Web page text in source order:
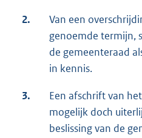
2.
Van een
genoemde termijn,
de gemeenteraad
in kennis.
3.
Een afschrift van
mogelijk doch
beslissing van de